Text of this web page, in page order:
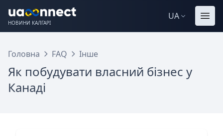
НОВИНИ КАЛГАРІ
UA
Головна FAQ Інше
Як побудувати власний бізнес у
Канаді